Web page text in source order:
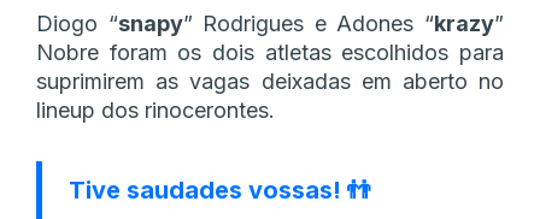
Diogo “snapy” Rodrigues e Adones “krazy”
Nobre foram os dois atletas escolhidos para
suprimirem as vagas deixadas em aberto no
lineup dos rinocerontes.
Tive saudades vossas! 👬